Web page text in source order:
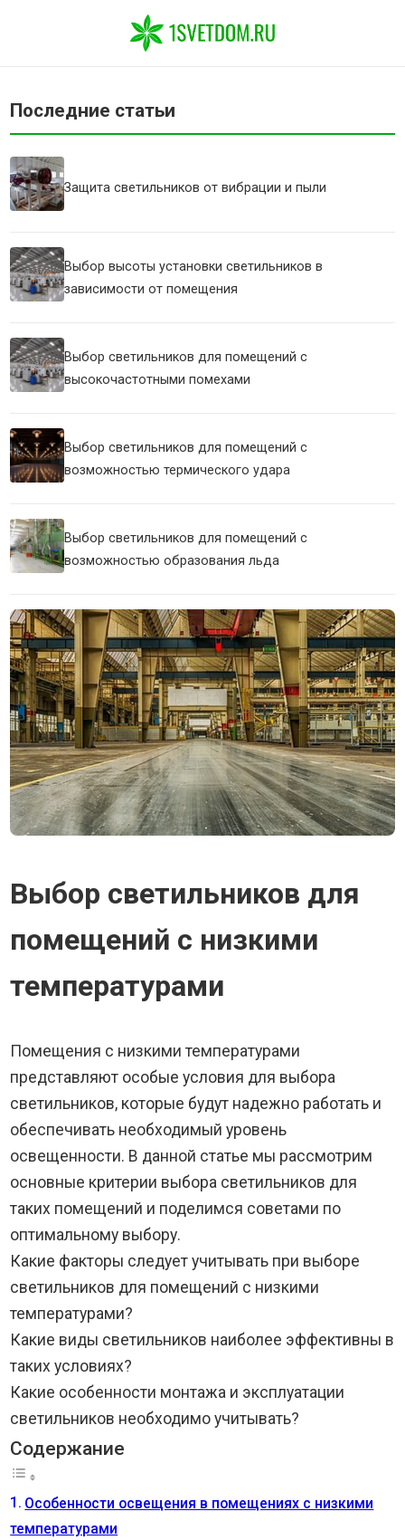
Последние статьи
Защита светильников от вибрации и пыли
Выбор высоты установки светильников в
зависимости от помещения
Выбор светильников для помещений с
высокочастотными помехами
Выбор светильников для помещений с
возможностью термического удара
Выбор светильников для помещений с
возможностью образования льда
Выбор светильников для
помещений с низкими
температурами
Помещения с низкими температурами
представляют особые условия для выбора
светильников, которые будут надежно работать и
обеспечивать необходимый уровень
освещенности. В данной статье мы рассмотрим
основные критерии выбора светильников для
таких помещений и поделимся советами по
оптимальному выбору.
Какие факторы следует учитывать при выборе
светильников для помещений с низкими
температурами?
Какие виды светильников наиболее эффективны в
таких условиях?
Какие особенности монтажа и эксплуатации
светильников необходимо учитывать?
Содержание
Особенности освещения в помещениях с низкими
температурами